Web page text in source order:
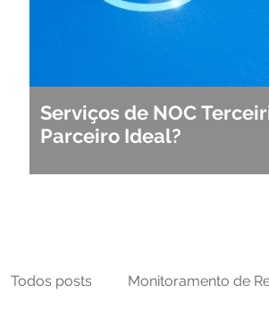
Serviços de NOC
Parceiro Ideal?
Todos posts Monitoramento de